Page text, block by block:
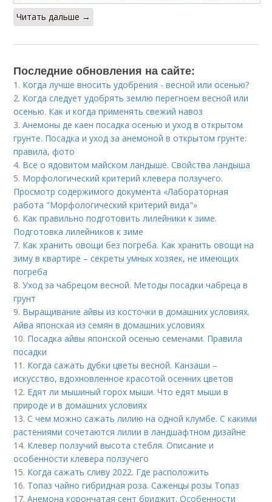
Читать дальше →
Последние обновления на сайте:
1. Когда лучше вносить удобрения - весной или осенью?
2. Когда следует удобрять землю перегноем весной или
осенью. Как и когда применять свежий навоз
3.Анемоны де каен посадка осенью и уход в открытом
грунте. Посадка и уход за анемоной в открытом грунте:
правила, фото
4. Все о ядовитом майском ландыше. Свойства ландыша
5. Морфологический критерий клевера ползучего.
Просмотр содержимого документа «Лабораторная
работа "Морфологический критерий вида"»
6. Как правильно подготовить лилейники к зиме.
Подготовка лилейников к зиме
7. Как хранить овощи без погреба. Как хранить овощи на
зиму в квартире – секреты умных хозяек, не имеющих
погреба
8.Уход за чабрецом весной. Методы посадки чабреца в
грунт
9. Выращивание айвы из косточки в домашних условиях.
Айва японская из семян в домашних условиях
10. Посадка айвы японской осенью семенами. Правила
посадки
11. Когда сажать дубки цветы весной. Канзаши –
искусство, вдохновленное красотой осенних цветов
12. Едят ли мышиный горох мыши. Что едят мыши в
природе и в домашних условиях
13.С чем можно сажать лилию на одной клумбе. С какими
растениями сочетаются лилии в ландшафтном дизайне
14. Клевер ползучий высота стебля. Описание и
особенности клевера ползучего
15. Когда сажать сливу 2022. Где расположить
16. Топаз чайно гибридная роза. Саженцы розы Топаз
17.Анемона корончатая сент бриджит. Особенности